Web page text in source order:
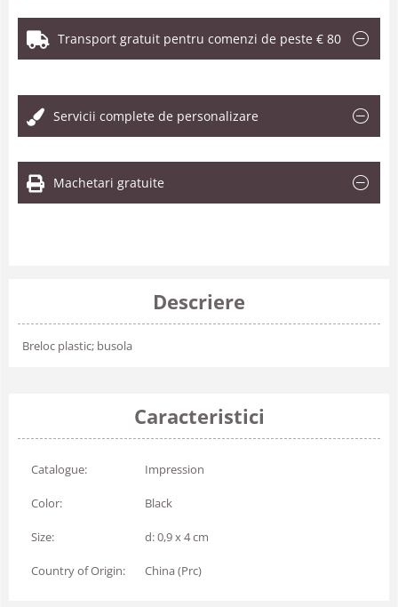
Transport gratuit pentru comenzi de peste € 80
Servicii complete de personalizare
Machetari gratuite
Descriere
Breloc plastic; busola
Caracteristici
Catalogue: Impression
Color: Black
Size: d: 0,9 x 4 cm
Country of Origin: China (Prc)